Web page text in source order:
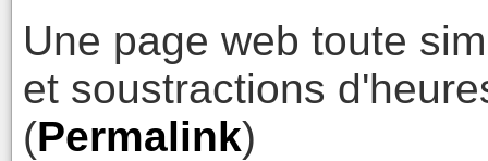
Une page web toute
et soustractions
(Permalink)